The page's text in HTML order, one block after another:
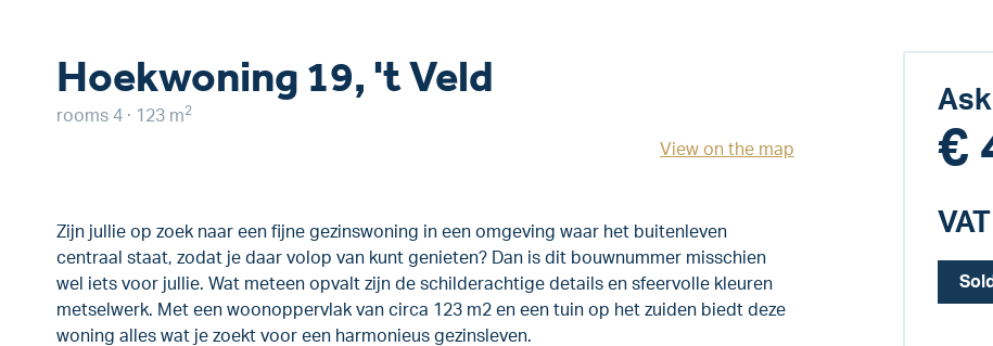
Hoekwoning 19, 't Veld
rooms 4 · 123 m2
View on the map
Zijn jullie op zoek naar een fijne gezinswoning in een omgeving waar het buitenleven
centraal staat, zodat je daar volop van kunt genieten? Dan is dit bouwnummer misschien
wel iets voor jullie. Wat meteen opvalt zijn de schilderachtige details en sfeervolle kleuren
metselwerk. Met een woonoppervlak van circa 123 m2 en een tuin op het zuiden biedt deze
woning alles wat je zoekt voor een harmonieus gezinsleven.
€
Sold